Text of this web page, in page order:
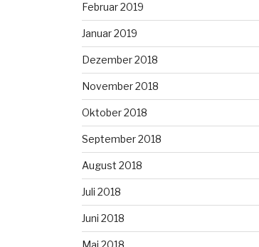
Februar 2019
Januar 2019
Dezember 2018
November 2018
Oktober 2018
September 2018
August 2018
Juli 2018
Juni 2018
Mai 2018